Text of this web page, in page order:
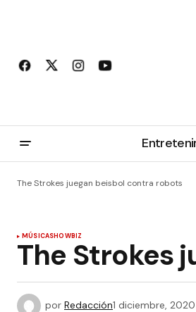
The Strokes juegan beisbol contra robots
MÚSICASHOWBIZ
The Strokes
por Redacción1 diciembre, 2020